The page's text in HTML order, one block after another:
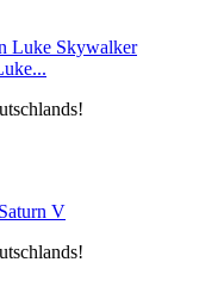
V